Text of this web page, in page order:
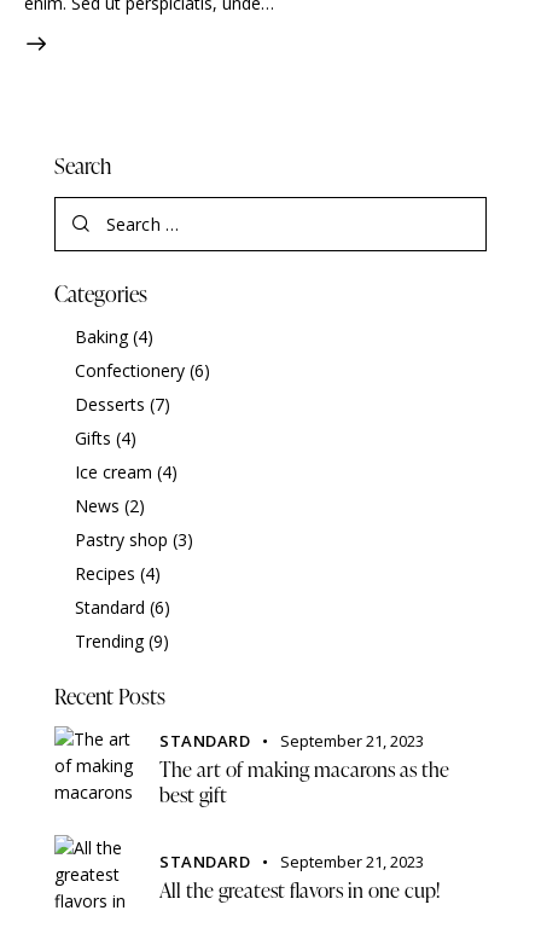
Search
Categories
Baking(4)
Confectionery(6)
Desserts (7)
Gifts (4)
Ice cream (4)
News (2)
Pastry shop (3)
Recipes (4)
Standard (6)
Trending(9)
Recent Posts
STANDARD September 21, 2023
The art of making macarons as the
best gift
STANDARD September 21, 2023
All the greatest flavors in one cup!